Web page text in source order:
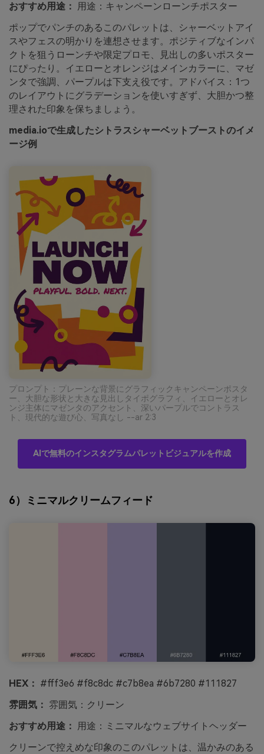
おすすめ用途： 用途：キャンペーンローンチポスター
ポップでパンチのあるこのパレットは、シャーベットアイ
スやフェスの明かりを連想させます。ポジティブなインパ
クトを狙うローンチや限定プロモ、見出しの多いポスター
にぴったり。イエローとオレンジはメインカラーに、マゼ
ンタで強調、パープルは下支え役です。アドバイス：1つ
のレイアウトにグラデーションを使いすぎず、大胆かつ整
理された印象を保ちましょう。
media.ioで生成したシトラスシャーベットブーストのイメ
ージ例
プロンプト：プレーンな背景にグラフィックキャンペーンポスタ
ー、大胆な形状と大きな見出しタイポグラフィ、イエローとオレ
ンジ主体にマゼンタのアクセント、深いパープルでコントラス
ト、現代的な遊び心、写真なし --ar 2:3
AIで無料のインスタグラムパレットビジュアルを作成
6）ミニマルクリームフィード
HEX： #fff3e6 #f8c8dc #c7b8ea #6b7280 #111827
雰囲気： 雰囲気：クリーン
おすすめ用途： 用途：ミニマルなウェブサイトヘッダー
クリーンで控えめな印象のこのパレットは、温かみのある